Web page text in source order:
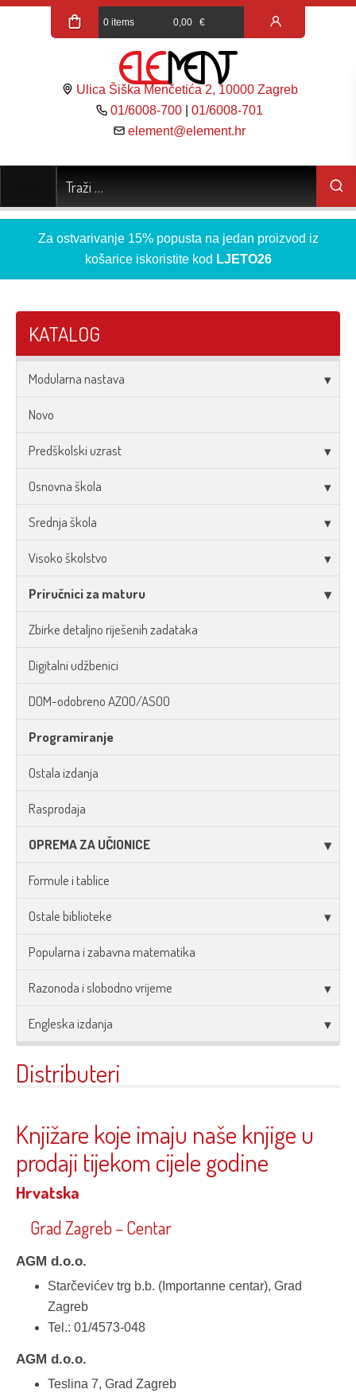
0 items 0,00 €
Ulica Šiška Menčetića 2, 10000 Zagreb
01/6008-700 |01/6008-701
element@element.hr
Za ostvarivanje 15% popusta na jedan proizvod iz
košarice iskoristite kod LJETO26
KATALOG
Modularna nastava
Novo
Predškolski uzrast
Osnovna škola
Srednja škola
Visoko školstvo
Priručnici za maturu
Zbirke detaljno riješenih zadataka
Digitalni udžbenici
DOM-odobreno AZOO/ASOO
Programiranje
Ostala izdanja
Rasprodaja
OPREMA ZA UČIONICE
Formule i tablice
Ostale biblioteke
Popularna i zabavna matematika
Razonoda i slobodno vrijeme
Engleska izdanja
Distributeri
Knjižare koje imaju naše knjige u
prodaji tijekom cijele godine
Hrvatska
Grad Zagreb – Centar
AGM d.o.o.
Starčevićev trg b.b. (Importanne centar), Grad
Zagreb
Tel.: 01/4573-048
AGM d.o.o.
Teslina 7, Grad Zagreb